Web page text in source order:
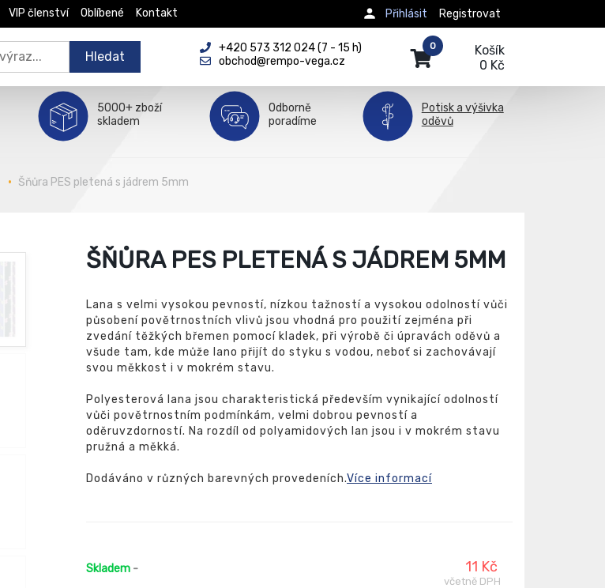
VIP členství Oblíbené Kontakt Registrovat
Přihlásit
Hledat
+420 573 312 024 (7 - 15 h)
obchod@rempo-vega.cz
Košík
0 Kč
0
5000+ zboží
skladem
Odborně
poradíme
Potisk a výšivka
oděvů
Šňůra PES pletená s jádrem 5mm
ŠŇŮRA PES PLETENÁ S JÁDREM 5MM
Lana s velmi vysokou pevností, nízkou tažností a vysokou odolností vůči
působení povětrnostních vlivů jsou vhodná pro použití zejména při
zvedání těžkých břemen pomocí kladek, při výrobě či úpravách oděvů a
všude tam, kde může lano přijít do styku s vodou, neboť si zachovávají
svou měkkost i v mokrém stavu.
Polyesterová lana jsou charakteristická především vynikající odolností
vůči povětrnostním podmínkám, velmi dobrou pevností a
oděruvzdorností. Na rozdíl od polyamidových lan jsou i v mokrém stavu
pružná a měkká.
Dodáváno v různých barevných provedeních.Více informací
Skladem - 11 Kč
včetně DPH